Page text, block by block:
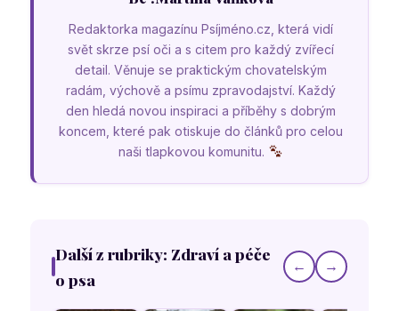
Redaktorka magazínu Psíjméno.cz, která vidí
svět skrze psí oči a s citem pro každý zvířecí
detail. Věnuje se praktickým chovatelským
radám, výchově a psímu zpravodajství. Každý
den hledá novou inspiraci a příběhy s dobrým
koncem, které pak otiskuje do článků pro celou
naši tlapkovou komunitu.
Další z rubriky: Zdraví a péče
o psa
← →